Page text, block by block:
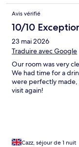
Avis vérifié
10/10
23 mai 2026
Traduire avec Google
Our room was very
We had time for a
were perfectly
visit again!
Cazz, séjour de 1 nuit